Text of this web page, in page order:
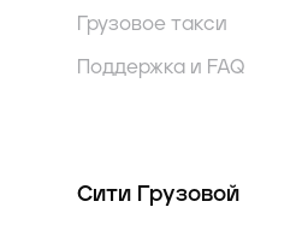
Грузовое такси
Поддержка и FAQ
Сити Грузовой